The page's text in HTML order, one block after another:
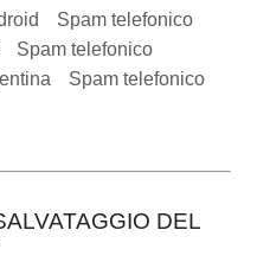
Spam telefonico
Spam telefonico
Spam telefonico
DEL